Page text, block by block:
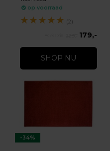
op voorraad
★★★★★ (2)
179,-
SHOP NU
-34%